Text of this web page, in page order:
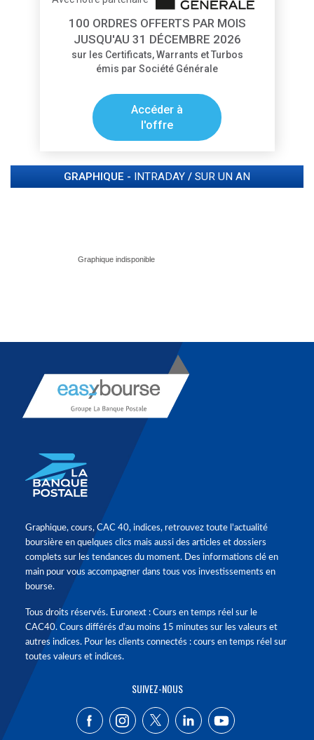
100 ORDRES OFFERTS PAR MOIS
JUSQU'AU 31 DÉCEMBRE 2026
sur les Certificats, Warrants et Turbos
émis par Société Générale
Accéder à
l'offre
GRAPHIQUE - INTRADAY / SUR UN AN
Graphique, cours, CAC 40, indices, retrouvez toute l'actualité
boursière en quelques clics mais aussi des articles et dossiers
complets sur les tendances du moment. Des informations clé en
main pour vous accompagner dans tous vos investissements en
bourse.
Tous droits réservés. Euronext : Cours en temps réel sur le
CAC40. Cours différés d'au moins 15 minutes sur les valeurs et
autres indices. Pour les clients connectés : cours en temps réel sur
toutes valeurs et indices.
SUIVEZ-NOUS